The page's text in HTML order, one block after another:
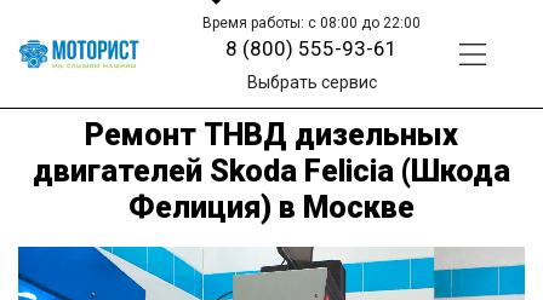
Время работы: с 08:00 до 22:00
8 (800) 555-93-61
Выбрать сервис
Ремонт ТНВД дизельных
двигателей Skoda Felicia (Шкода
Фелиция) в Москве